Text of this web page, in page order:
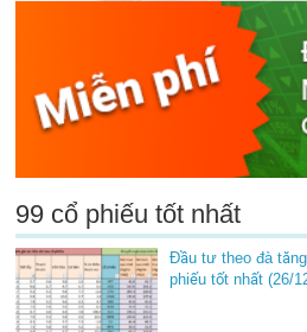
99 cổ phiếu tốt nhất
Đầu tư theo đà
phiếu tốt nhất (26/